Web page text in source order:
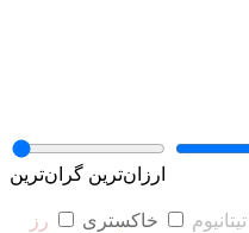
ارزان‌ترین گران‌ترین
تیتانیوم خاکستری
رز